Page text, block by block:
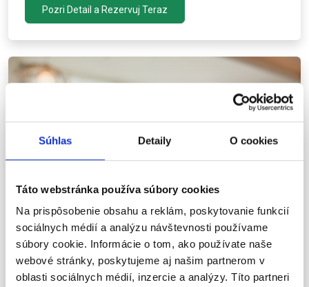
Súhlas Detaily O cookies
Táto webstránka používa súbory cookies
Na prispôsobenie obsahu a reklám, poskytovanie funkcií
sociálnych médií a analýzu návštevnosti používame
súbory cookie. Informácie o tom, ako používate naše
webové stránky, poskytujeme aj našim partnerom v
oblasti sociálnych médií, inzercie a analýzy. Títo partneri
Pozri Detail a Rezervuj Teraz
cena od 39,00 € / Noc
Izba 307B